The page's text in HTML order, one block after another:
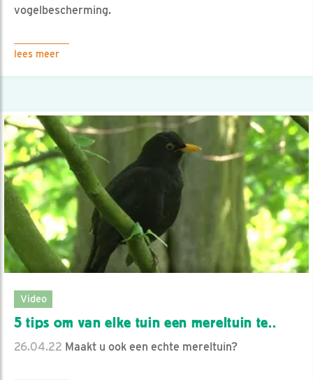
vogelbescherming.
lees meer
Video
5 tips om van elke tuin een mereltuin te..
26.04.22 Maakt u ook een echte mereltuin?